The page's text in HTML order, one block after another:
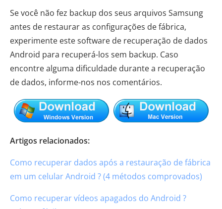
Se você não fez backup dos seus arquivos Samsung
antes de restaurar as configurações de fábrica,
experimente este software de recuperação de dados
Android para recuperá-los sem backup. Caso
encontre alguma dificuldade durante a recuperação
de dados, informe-nos nos comentários.
Artigos relacionados:
Como recuperar dados após a restauração de fábrica
em um celular Android ? (4 métodos comprovados)
Como recuperar vídeos apagados do Android ?